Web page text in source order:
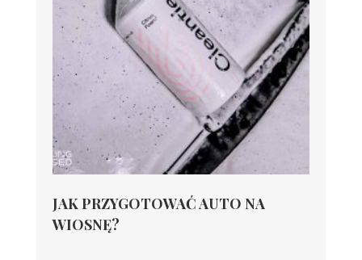
JAK PRZYGOTOWAĆ AUTO NA
WIOSNĘ?